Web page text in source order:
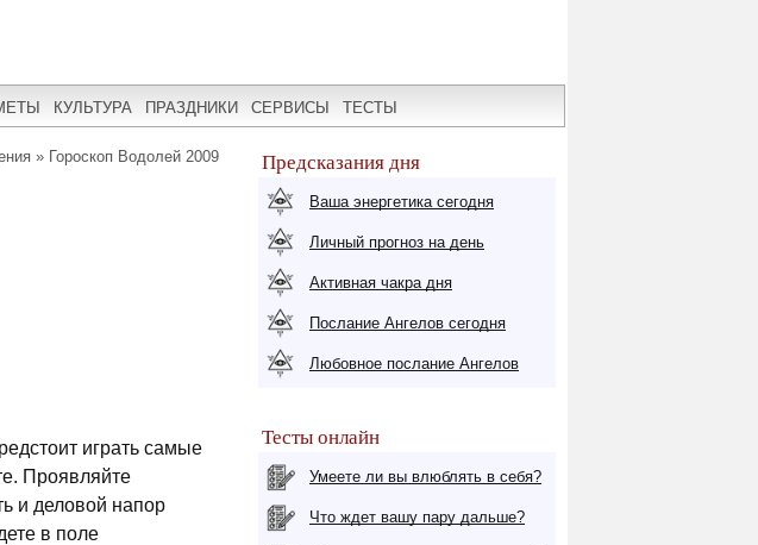
КУЛЬТУРА ПРАЗДНИКИ СЕРВИСЫ ТЕСТЫ
» Гороскоп Водолей 2009
играть самые
Проявляйте
и деловой напор
в поле
Предсказания дня
Ваша энергетика сегодня
Личный прогноз на день
Активная чакра дня
Послание Ангелов сегодня
Любовное послание Ангелов
Тесты онлайн
Умеете ли вы влюблять в себя?
Что ждет вашу пару дальше?